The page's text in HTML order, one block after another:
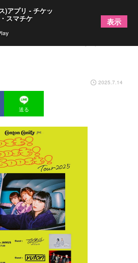
アーティストになきごと、
2025.7.14
送る
)アプリ - チケッ
スマチケ 表示